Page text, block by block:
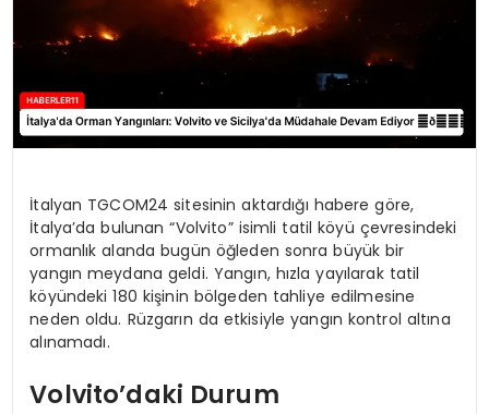
İtalyan TGCOM24 sitesinin aktardığı habere göre,
İtalya’da bulunan “Volvito” isimli tatil köyü çevresindeki
ormanlık alanda bugün öğleden sonra büyük bir
yangın meydana geldi. Yangın, hızla yayılarak tatil
köyündeki 180 kişinin bölgeden tahliye edilmesine
neden oldu. Rüzgarın da etkisiyle yangın kontrol altına
alınamadı.
Volvito’daki Durum